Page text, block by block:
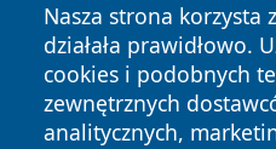
Nasza strona korzysta
działała prawidłowo.
cookies i podobnych
zewnętrznych
analitycznych,
Copyright © 2026
zastrzeżone.